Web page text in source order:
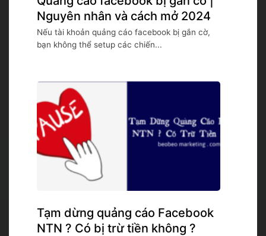
Nguyên nhân và cách mở 2024
Nếu tài khoản quảng cáo facebook bị gắn cờ,
bạn không thể setup các chiến...
Tạm dừng quảng cáo Facebook
NTN ? Có bị trừ tiền không ?